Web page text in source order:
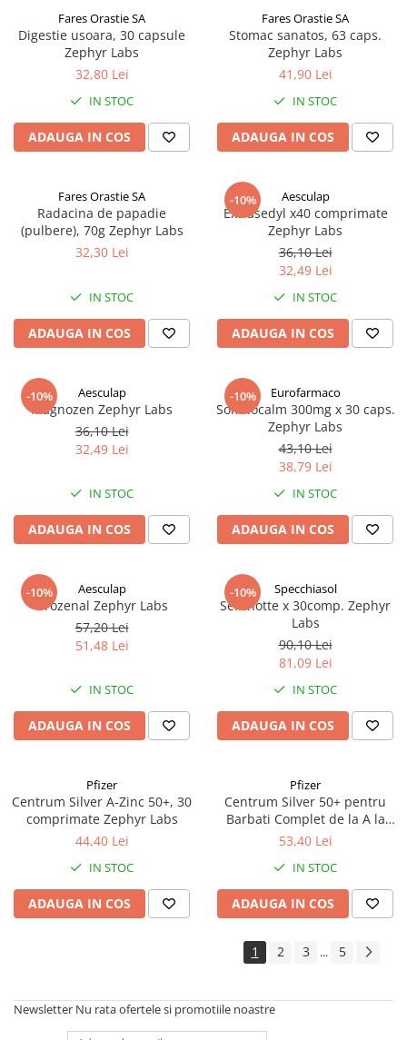
Fares Orastie SA
Digestie usoara, 30 capsule
Zephyr Labs
32,80 Lei
IN STOC
ADAUGA IN COS
Fares Orastie SA
Stomac sanatos, 63 caps.
Zephyr Labs
41,90 Lei
IN STOC
ADAUGA IN COS
Fares Orastie SA
Radacina de papadie
(pulbere), 70g Zephyr Labs
32,30 Lei
IN STOC
ADAUGA IN COS
-10% Aesculap
Extrasedyl x40 comprimate
Zephyr Labs
36,10 Lei
32,49 Lei
IN STOC
ADAUGA IN COS
-10% Aesculap
Magnozen Zephyr Labs
36,10 Lei
32,49 Lei
IN STOC
ADAUGA IN COS
-10% Eurofarmaco
Somnocalm 300mg x 30 caps.
Zephyr Labs
43,10 Lei
38,79 Lei
IN STOC
ADAUGA IN COS
-10% Aesculap
Urozenal Zephyr Labs
57,20 Lei
51,48 Lei
IN STOC
ADAUGA IN COS
-10% Specchiasol
Serenotte x 30comp. Zephyr
Labs
90,10 Lei
81,09 Lei
IN STOC
ADAUGA IN COS
Pfizer
Centrum Silver A-Zinc 50+, 30
comprimate Zephyr Labs
44,40 Lei
IN STOC
ADAUGA IN COS
Pfizer
Centrum Silver 50+ pentru
Barbati Complet de la A la
Zinc, 30 comprimate Zephyr
53,40 Lei
IN STOC
ADAUGA IN COS
1 2 3 ... 5
Newsletter Nu rata ofertele si promotiile noastre